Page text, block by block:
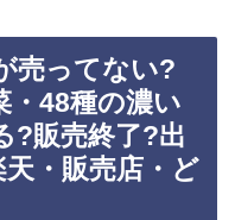
売ってない?
・48種の濃い
?販売終了?出
・販売店・ど